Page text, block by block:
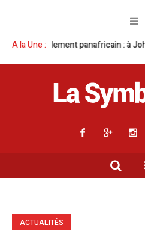
A la Une :
Aimé Boji Sangara multiplie les
ACTUALITÉS